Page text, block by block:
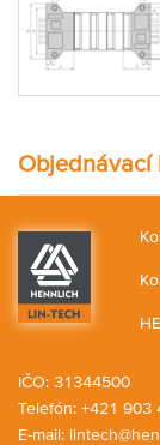
Objednávací
IČO: 31344500
Telefón: +421 903
E-mail: